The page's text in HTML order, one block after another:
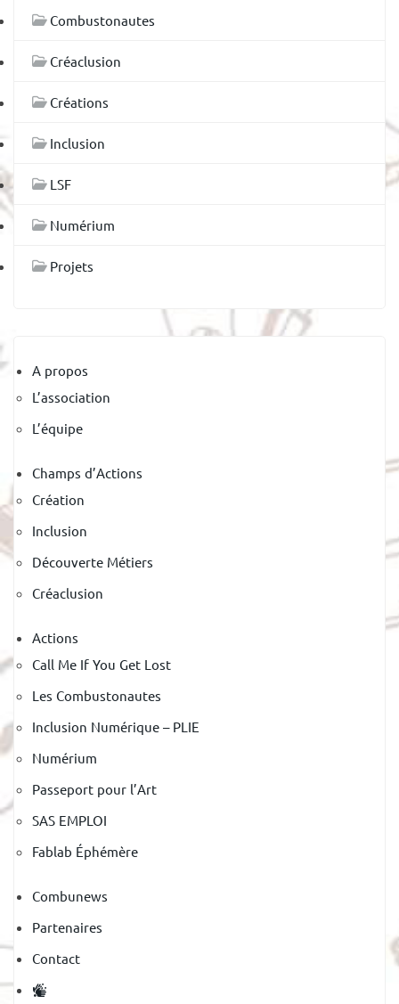
Combustonautes
Créaclusion
Créations
Inclusion
LSF
Numérium
Projets
A propos
L’association
L’équipe
Champs d’Actions
Création
Inclusion
Découverte Métiers
Créaclusion
Actions
Call Me If You Get Lost
Les Combustonautes
Inclusion Numérique – PLIE
Numérium
Passeport pour l’Art
SAS EMPLOI
Fablab Éphémère
Combunews
Partenaires
Contact